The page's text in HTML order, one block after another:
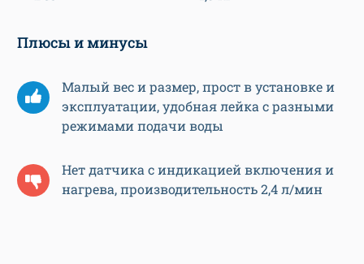
Плюсы и минусы
Малый вес и размер, прост в установке и
эксплуатации, удобная лейка с разными
режимами подачи воды
Нет датчика с индикацией включения и
нагрева, производительность 2,4 л/мин